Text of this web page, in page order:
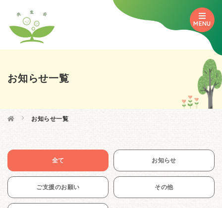
MENU
お知らせ一覧
 お知らせ一覧
全て お知らせ
ご支援のお願い その他